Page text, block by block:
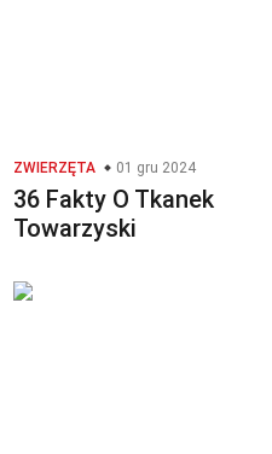
ZWIERZĘTA 01 gru 2024
36 Fakty O Tkanek
Towarzyski